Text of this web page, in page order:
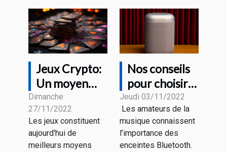
Jeux Crypto:
Un moyen
pour se faire
de l'argent.
Dimanche
27/11/2022
Les jeux constituent
aujourd'hui de
meilleurs moyens
Nos conseils
pour choisir
une bonne
enceinte
Bluetooth
Jeudi 03/11/2022
Les amateurs de la
musique connaissent
l’importance des
enceintes Bluetooth.